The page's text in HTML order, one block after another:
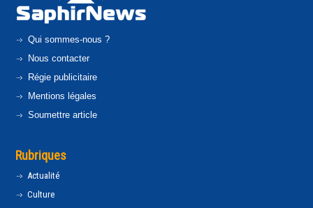
Qui sommes-nous ?
Nous contacter
Régie publicitaire
Mentions légales
Soumettre article
Rubriques
Actualité
Culture